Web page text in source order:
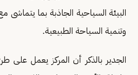
البيئة السياحية الجاذبة بما
وتنمية السياحة الطبيعية.
الجدير بالذكر أن المركز يعمل على